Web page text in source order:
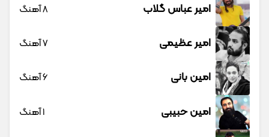
امیر عباس گلاب 8 آهنگ
امیر عظیمی 7 آهنگ
امین بانی 6 آهنگ
امین حبیبی 1 آهنگ